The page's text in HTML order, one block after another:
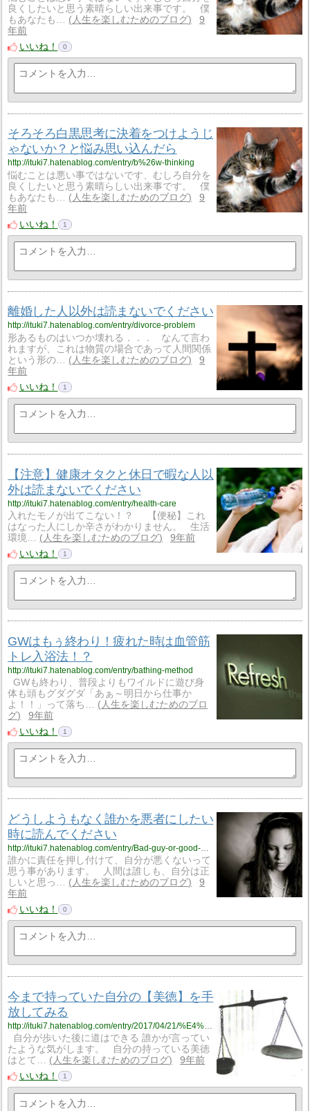
良くしたいと思う素晴らしい出来事です。 僕
もあなたも…
人生を楽しむためのブログ
9
年前
いいね！
0
そろそろ白黒思考に決着をつけようじ
ゃないか？と悩み思い込んだら
http://ituki7.hatenablog.com/entry/b%26w-thinking
悩むことは悪い事ではないです、むしろ自分を
良くしたいと思う素晴らしい出来事です。 僕
もあなたも…
人生を楽しむためのブログ
9
年前
いいね！
1
離婚した人以外は読まないでください
http://ituki7.hatenablog.com/entry/divorce-problem
形あるものはいつか壊れる．．． なんて言わ
れますが、これは物質の場合であって人間関係
という形の…
人生を楽しむためのブログ
9
年前
いいね！
1
【注意】健康オタクと休日で暇な人以
外は読まないでください
http://ituki7.hatenablog.com/entry/health-care
入れたモノが出てこない！？ 【便秘】これ
はなった人にしか辛さがわかりません。 生活
環境…
人生を楽しむためのブログ
9年前
いいね！
1
GWはもぅ終わり！疲れた時は血管筋
トレ入浴法！？
http://ituki7.hatenablog.com/entry/bathing-method
GWも終わり、普段よりもワイルドに遊び身
体も頭もグダグダ「あぁ～明日から仕事か
よ！！」って落ち…
人生を楽しむためのブロ
グ
9年前
いいね！
1
どうしようもなく誰かを悪者にしたい
時に読んでください
誰かに責任を押し付けて、自分が悪くないって
思う事があります。 人間は誰しも、自分は正
しいと思っ…
人生を楽しむためのブログ
9
年前
いいね！
0
今まで持っていた自分の【美徳】を手
放してみる
自分が歩いた後に道はできる 誰かが言ってい
たような気がします。 自分の持っている美徳
はとて…
人生を楽しむためのブログ
9年前
いいね！
1